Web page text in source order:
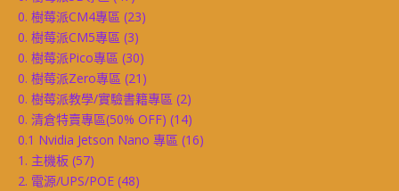
0. 樹莓派CM4專區 (23)
0. 樹莓派CM5專區 (3)
0. 樹莓派Pico專區 (30)
0. 樹莓派Zero專區 (21)
0. 樹莓派教學/實驗書籍專區 (2)
0. 清倉特賣專區(50% OFF) (14)
0.1 Nvidia Jetson Nano 專區 (16)
1. 主機板 (57)
2. 電源/UPS/POE (48)